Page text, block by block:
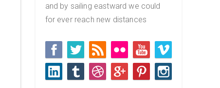
and by sailing eastward we could
for ever reach new distances